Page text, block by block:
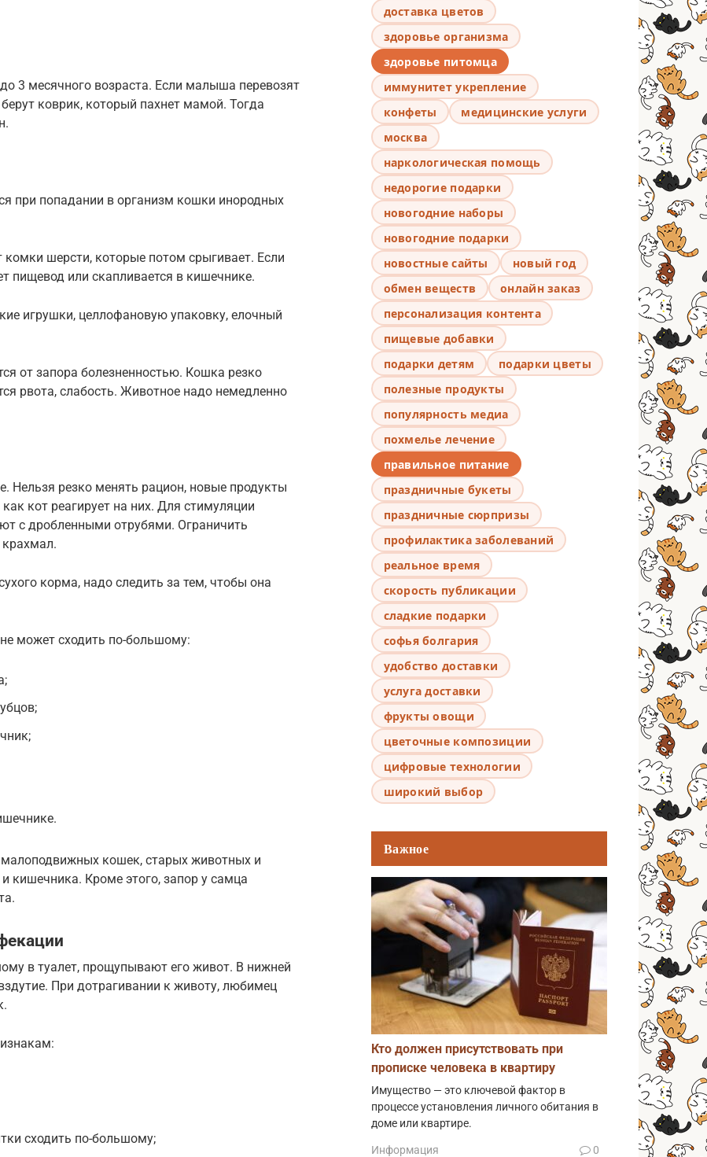
3 месячного возраста. Если малыша перевозят
коврик, который пахнет мамой. Тогда
при попадании в организм кошки инородных
шерсти, которые потом срыгивает. Если
пищевод или скапливается в кишечнике.
игрушки, целлофановую упаковку, елочный
от запора болезненностью. Кошка резко
рвота, слабость. Животное надо немедленно
Нельзя резко менять рацион, новые продукты
кот реагирует на них. Для стимуляции
с дробленными отрубями. Ограничить
крахмал.
корма, надо следить за тем, чтобы она
может сходить по-большому:
кошек, старых животных и
кишечника. Кроме этого, запор у самца
в туалет, прощупывают его живот. В нижней
При дотрагивании к животу, любимец
сходить по-большому;
доставка цветов
здоровье организма
здоровье питомца
иммунитет укрепление
конфеты
медицинские услуги
москва
наркологическая помощь
недорогие подарки
новогодние наборы
новогодние подарки
новостные сайты
новый год
обмен веществ
онлайн заказ
персонализация контента
пищевые добавки
подарки детям
подарки цветы
полезные продукты
популярность медиа
похмелье лечение
правильное питание
праздничные букеты
праздничные сюрпризы
профилактика заболеваний
реальное время
скорость публикации
сладкие подарки
софья болгария
удобство доставки
услуга доставки
фрукты овощи
цветочные композиции
цифровые технологии
широкий выбор
Важное
Кто должен присутствовать при
прописке человека в квартиру
Имущество — это ключевой фактор в
процессе установления личного обитания в
доме или квартире.
Информация 0